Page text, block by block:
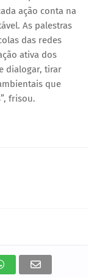
ação conta na
As palestras
das redes
ativa dos
dialogar, tirar
que
frisou.